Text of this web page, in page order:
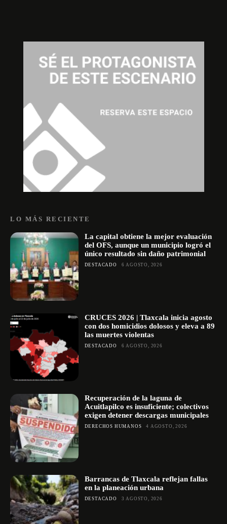
LO MÁS RECIENTE
La capital obtiene la mejor evaluación
del OFS, aunque un municipio logró el
único resultado sin daño patrimonial
DESTACADO 6 AGOSTO, 2026
CRUCES 2026 | Tlaxcala inicia agosto
con dos homicidios dolosos y eleva a 89
las muertes violentas
DESTACADO 6 AGOSTO, 2026
Recuperación de la laguna de
Acuitlapilco es insuficiente; colectivos
exigen detener descargas municipales
DERECHOS HUMANOS 4 AGOSTO, 2026
Barrancas de Tlaxcala reflejan fallas
en la planeación urbana
DESTACADO 3 AGOSTO, 2026